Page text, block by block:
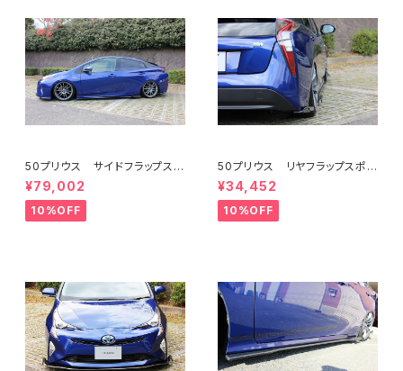
50プリウス サイドフラップスポ
イラー FRP ミネルバVer.GT
¥79,002
10%OFF
50プリウス リヤフラップスポイ
ラー FRP ミネルバVer.GT
¥34,452
10%OFF